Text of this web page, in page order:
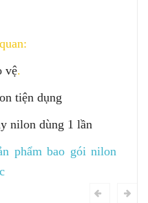
vệ.
tiện dụng
nilon dùng 1 lần
phẩm bao gói nilon